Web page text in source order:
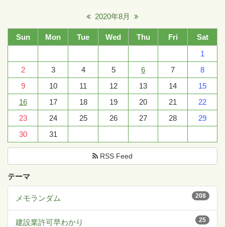
2020年8月
Sun Mon Tue Wed Thu Fri
Sat
1
2
3 4 5 6 7
8
9
10 11 12 13 14
15
16
17 18 19 20 21
22
23
24 25 26 27 28
29
30
31
RSS Feed
テーマ
208
メモランダム
25
建設業許可早わかり